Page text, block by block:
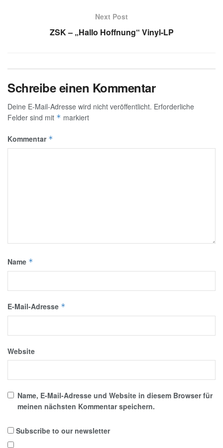
Next Post
ZSK – „Hallo Hoffnung“ Vinyl-LP
Schreibe einen Kommentar
Deine E-Mail-Adresse wird nicht veröffentlicht. Erforderliche
Felder sind mit * markiert
Kommentar *
Name *
E-Mail-Adresse *
Website
Name, E-Mail-Adresse und Website in diesem Browser für
meinen nächsten Kommentar speichern.
Subscribe to our newsletter